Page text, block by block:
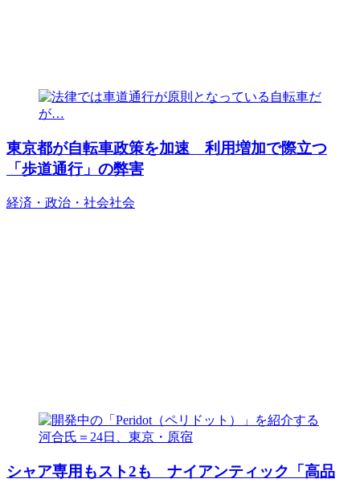
東京都が自転車政策を加速 利用増加で際立つ
「歩道通行」の弊害
経済・政治・社会社会
シャア専用もスト2も ナイアンティック「高品